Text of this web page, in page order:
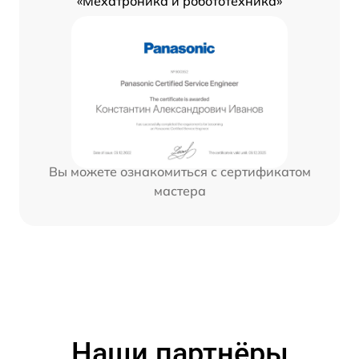
Вы можете ознакомиться с сертификатом
мастера